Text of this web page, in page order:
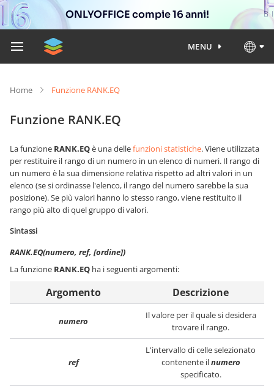
ONLYOFFICE compie 16 anni!
MENU
Home Funzione RANK.EQ
Funzione RANK.EQ
La funzione RANK.EQè una dellefunzioni statistiche. Viene utilizzata
per restituire il rango di un numero in un elenco di numeri. Il rango di
un numero è la sua dimensione relativa rispetto ad altri valori in un
elenco (se si ordinasse l'elenco, il rango del numero sarebbe la sua
posizione). Se più valori hanno lo stesso rango, viene restituito il
rango più alto di quel gruppo di valori.
Sintassi
RANK.EQ(numero, ref, [ordine])
La funzione RANK.EQ ha i seguenti argomenti:
Argomento Descrizione
numero
Il valore per il quale si desidera
trovare il rango.
ref
L'intervallo di celle selezionato
contenente ilnumero
specificato.